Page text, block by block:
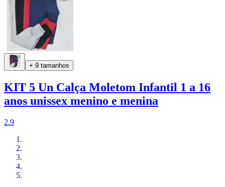
+ 9 tamanhos
KIT 5 Un Calça Moletom Infantil 1 a 16
anos unissex menino e menina
2.9